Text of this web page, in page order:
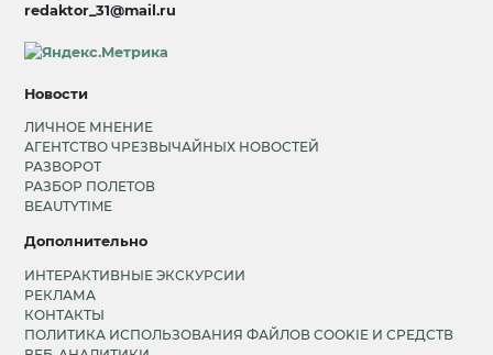
redaktor_31@mail.ru
Новости
ЛИЧНОЕ МНЕНИЕ
АГЕНТСТВО ЧРЕЗВЫЧАЙНЫХ НОВОСТЕЙ
РАЗВОРОТ
РАЗБОР ПОЛЕТОВ
BEAUTYTIME
Дополнительно
ИНТЕРАКТИВНЫЕ ЭКСКУРСИИ
РЕКЛАМА
КОНТАКТЫ
ПОЛИТИКА ИСПОЛЬЗОВАНИЯ ФАЙЛОВ COOKIE И СРЕДСТВ